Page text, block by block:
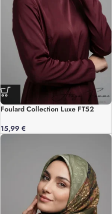
Foulard Collection Luxe FT52
15,99 €